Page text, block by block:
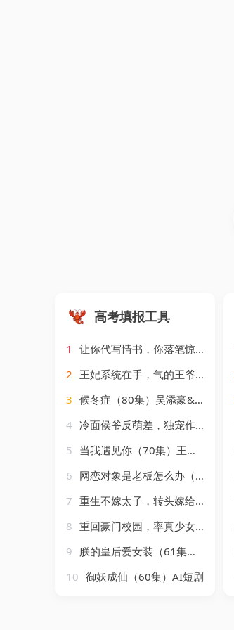
高考填报工具
1
让你代写情书，你落笔惊哭大儒第三季&让你代写情书你落笔惊哭大儒第三季（81集）AI短剧
2 王妃系统在手，气的王爷发抖&王妃系统在手气的王爷发抖（82集）姜竣瀚&董玥妤
3 候冬症（80集）吴添豪&侯呈玥
4 冷面侯爷反萌差，独宠作精继室啦&冷面侯爷反萌差独宠作精继室啦（67集）彭天瑞&唐七七
5 当我遇见你（70集）王晨鹏&田甜一
6 网恋对象是老板怎么办（73集）王梓亦&马倩倩
7 重生不嫁太子，转头嫁给摄政王！&重生不嫁太子转头嫁给摄政王（3集）AI短剧
8 重回豪门校园，率真少女趣事不断&重回豪门校园率真少女趣事不断（50集）AI短剧
9 朕的皇后爱女装（61集）AI短剧
10 御妖成仙（60集）AI短剧